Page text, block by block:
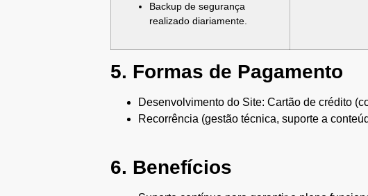
Backup de segurança
realizado diariamente.
5. Formas de Pagamento
Desenvolvimento do Site: Cartão de crédito
Recorrência (gestão técnica, suporte a
6. Benefícios